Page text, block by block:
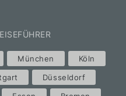
München
Köln
Düsseldorf